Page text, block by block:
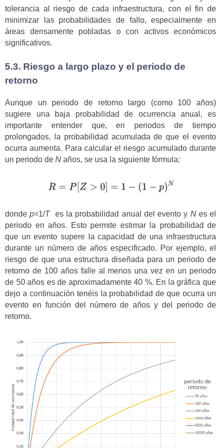
tolerancia al riesgo de cada infraestructura, con el fin de
minimizar las probabilidades de fallo, especialmente en
áreas densamente pobladas o con activos económicos
significativos.
5.3. Riesgo a largo plazo y el periodo de
retorno
Aunque un periodo de retorno largo (como 100 años)
sugiere una baja probabilidad de ocurrencia anual, es
importante entender que, en periodos de tiempo
prolongados, la probabilidad acumulada de que el evento
ocurra aumenta. Para calcular el riesgo acumulado durante
un periodo de N años, se usa la siguiente fórmula:
dondep=1/Tes la probabilidad anual del evento y Nes el
periodo en años. Esto permite estimar la probabilidad de
que un evento supere la capacidad de una infraestructura
durante un número de años especificado. Por ejemplo, el
riesgo de que una estructura diseñada para un periodo de
retorno de 100 años falle al menos una vez en un periodo
de 50 años es de aproximadamente 40 %. En la gráfica que
dejo a continuación tenéis la probabilidad de que ocurra un
evento en función del número de años y del periodo de
retorno.